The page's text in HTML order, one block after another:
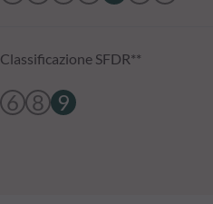
Classificazione SFDR**
6 8 9